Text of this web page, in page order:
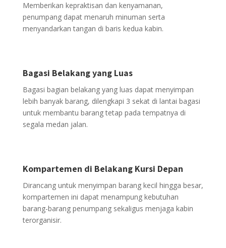
Memberikan kepraktisan dan kenyamanan,
penumpang dapat menaruh minuman serta
menyandarkan tangan di baris kedua kabin.
Bagasi Belakang yang Luas
Bagasi bagian belakang yang luas dapat menyimpan
lebih banyak barang, dilengkapi 3 sekat di lantai bagasi
untuk membantu barang tetap pada tempatnya di
segala medan jalan.
Kompartemen di Belakang Kursi Depan
Dirancang untuk menyimpan barang kecil hingga besar,
kompartemen ini dapat menampung kebutuhan
barang-barang penumpang sekaligus menjaga kabin
terorganisir.